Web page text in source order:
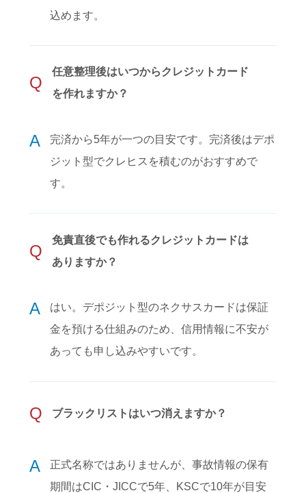
込めます。
Q
任意整理後はいつからクレジットカード
を作れますか？
A
完済から5年が一つの目安です。完済後はデポ
ジット型でクレヒスを積むのがおすすめで
す。
Q
免責直後でも作れるクレジットカードは
ありますか？
A
はい。デポジット型のネクサスカードは保証
金を預ける仕組みのため、信用情報に不安が
あっても申し込みやすいです。
Q ブラックリストはいつ消えますか？
A
正式名称ではありませんが、事故情報の保有
期間はCIC・JICCで5年、KSCで10年が目安